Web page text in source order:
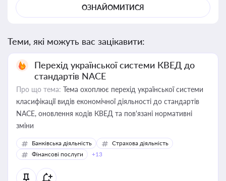
ОЗНАЙОМИТИСЯ
Теми, які можуть вас зацікавити:
Перехід української системи КВЕД до
стандартів NACE
Про що тема: Тема охоплює перехід української системи
класифікації видів економічної діяльності до стандартів
NACE, оновлення кодів КВЕД та пов'язані нормативні
зміни
Банківська діяльність
Страхова діяльність
Фінансові послуги
+13